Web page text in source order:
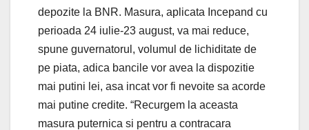
depozite la BNR. Masura, aplicata Incepand cu
perioada 24 iulie-23 august, va mai reduce,
spune guvernatorul, volumul de lichiditate de
pe piata, adica bancile vor avea la dispozitie
mai putini lei, asa incat vor fi nevoite sa acorde
mai putine credite. “Recurgem la aceasta
masura puternica si pentru a contracara